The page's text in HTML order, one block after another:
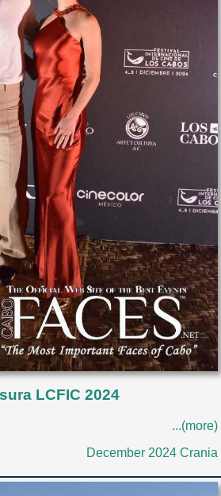
LCFIC 2024
...(more)
December 2024 Crania